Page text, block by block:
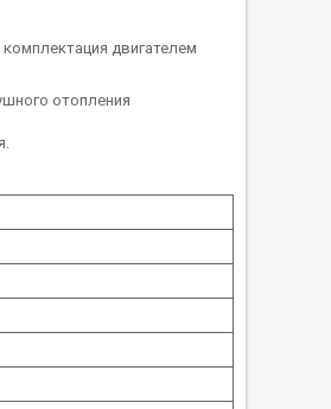
двигателем
отопления